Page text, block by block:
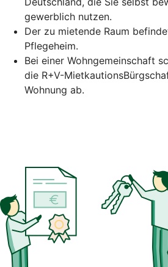
gewerblich nutzen.
Der zu mietende Raum
Pflegeheim.
Bei einer Wohngemeinschaft
die R+V-
Wohnung ab.